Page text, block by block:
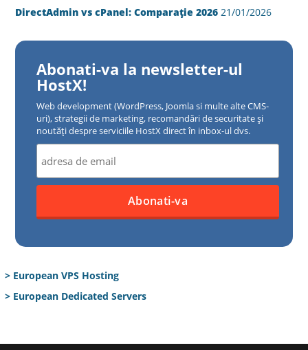
DirectAdmin vs cPanel: Comparație 2026 21/01/2026
Abonati-va la newsletter-ul
HostX!
Web development (WordPress, Joomla si multe alte CMS-
uri), strategii de marketing, recomandări de securitate și
noutăți despre serviciile HostX direct în inbox-ul dvs.
> European VPS Hosting
> European Dedicated Servers